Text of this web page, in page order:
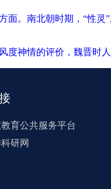
。南北朝时期，“性
度神情的评价，魏晋
育公共服务平台
研网